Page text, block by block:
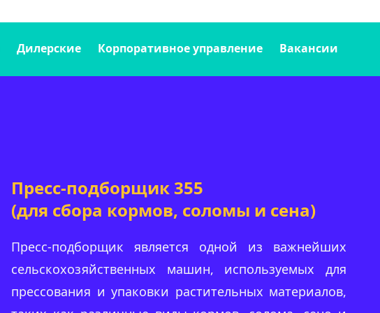
Дилерские Корпоративное управление Вакансии
Пресс-подборщик 355
(для сбора кормов, соломы и сена)
Пресс-подборщик является одной из важнейших
сельскохозяйственных машин, используемых для
прессования и упаковки растительных материалов,